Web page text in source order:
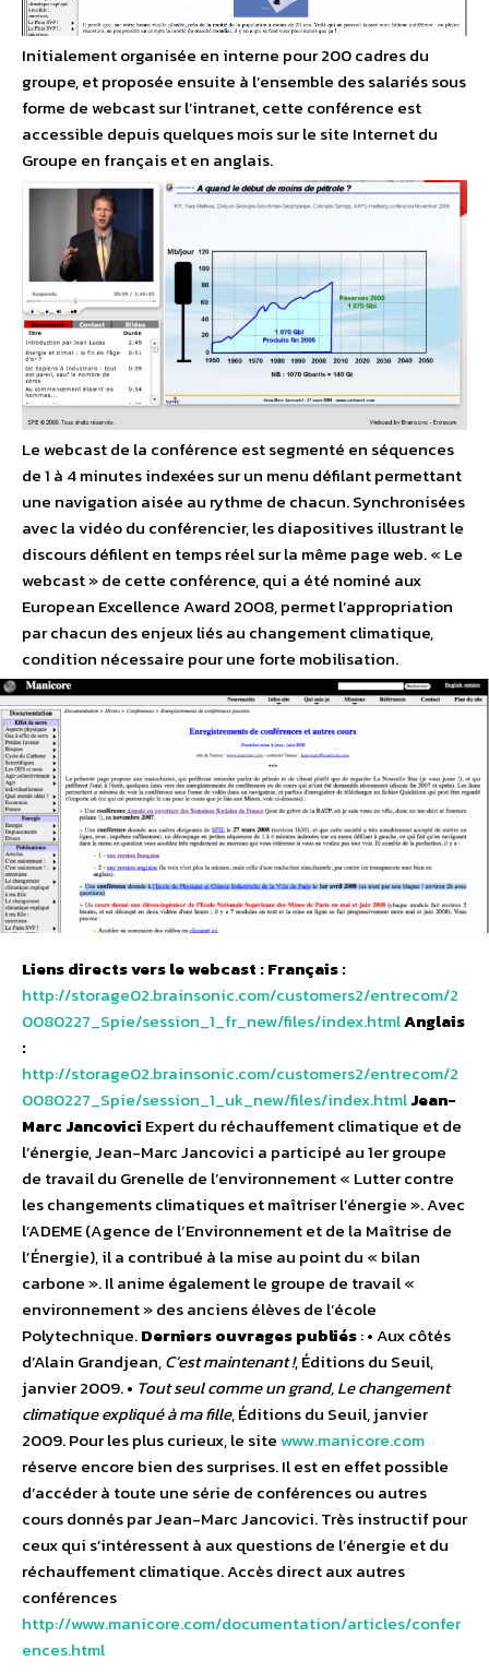
Initialement organisée en interne pour 200 cadres du
groupe, et proposée ensuite à l’ensemble des salariés sous
forme de webcast sur l’intranet, cette conférence est
accessible depuis quelques mois sur le site Internet du
Groupe en français et en anglais.
Le webcast de la conférence est segmenté en séquences
de 1 à 4 minutes indexées sur un menu défilant permettant
une navigation aisée au rythme de chacun. Synchronisées
avec la vidéo du conférencier, les diapositives illustrant le
discours défilent en temps réel sur la même page web. « Le
webcast » de cette conférence, qui a été nominé aux
European Excellence Award 2008, permet l’appropriation
par chacun des enjeux liés au changement climatique,
condition nécessaire pour une forte mobilisation.
Liens directs vers le webcast :Français :
http://storage02.brainsonic.com/customers2/entrecom/2
0080227_Spie/session_1_fr_new/files/index.htmlAnglais
:
http://storage02.brainsonic.com/customers2/entrecom/2
0080227_Spie/session_1_uk_new/files/index.htmlJean-
Marc Jancovici Expert du réchauffement climatique et de
l’énergie, Jean-Marc Jancovici a participé au 1er groupe
de travail du Grenelle de l’environnement « Lutter contre
les changements climatiques et maîtriser l’énergie ». Avec
l’ADEME (Agence de l’Environnement et de la Maîtrise de
l’Énergie), il a contribué à la mise au point du « bilan
carbone ». Il anime également le groupe de travail «
environnement » des anciens élèves de l’école
Polytechnique.Derniers ouvrages publiés: • Aux côtés
d’Alain Grandjean,C’est maintenant !, Éditions du Seuil,
janvier 2009. • Tout seul comme un grand, Le changement
climatique expliqué à ma fille, Éditions du Seuil, janvier
2009. Pour les plus curieux, le sitewww.manicore.com
réserve encore bien des surprises. Il est en effet possible
d’accéder à toute une série de conférences ou autres
cours donnés par Jean-Marc Jancovici. Très instructif pour
ceux qui s’intéressent à aux questions de l’énergie et du
réchauffement climatique. Accès direct aux autres
conférences
http://www.manicore.com/documentation/articles/confer
ences.html